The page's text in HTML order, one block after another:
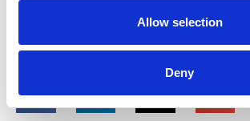
Allow selection
Deny
priser –beställ nu och säkra din rabatt!